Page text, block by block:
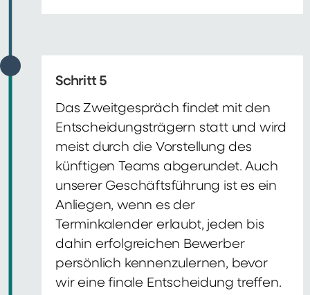
Schritt 5
Das Zweitgespräch findet mit den
Entscheidungsträgern statt und wird
meist durch die Vorstellung des
künftigen Teams abgerundet. Auch
unserer Geschäftsführung ist es ein
Anliegen, wenn es der
Terminkalender erlaubt, jeden bis
dahin erfolgreichen Bewerber
persönlich kennenzulernen, bevor
wir eine finale Entscheidung treffen.